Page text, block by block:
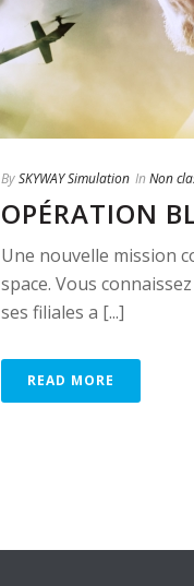
BySKYWAY Simulation In Non
OPÉRATION
Une nouvelle mission
space. Vous
ses filiales a [...]
READ MORE